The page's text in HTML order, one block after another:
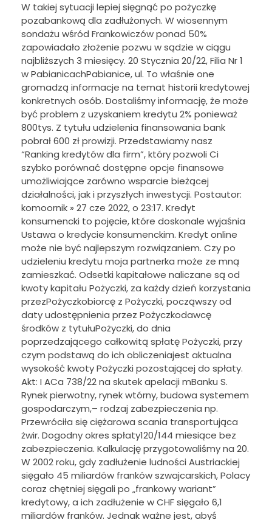
W takiej sytuacji lepiej sięgnąć po pożyczkę
pozabankową dla zadłużonych. W wiosennym
sondażu wśród Frankowiczów ponad 50%
zapowiadało złożenie pozwu w sądzie w ciągu
najbliższych 3 miesięcy. 20 Stycznia 20/22, Filia Nr 1
w PabianicachPabianice, ul. To właśnie one
gromadzą informacje na temat historii kredytowej
konkretnych osób. Dostaliśmy informację, że może
być problem z uzyskaniem kredytu 2% ponieważ
800tys. Z tytułu udzielenia finansowania bank
pobrał 600 zł prowizji. Przedstawiamy nasz
“Ranking kredytów dla firm”, który pozwoli Ci
szybko porównać dostępne opcje finansowe
umożliwiające zarówno wsparcie bieżącej
działalności, jak i przyszłych inwestycji. Postautor:
komoornik » 27 cze 2022, o 23:17. Kredyt
konsumencki to pojęcie, które doskonale wyjaśnia
Ustawa o kredycie konsumenckim. Kredyt online
może nie być najlepszym rozwiązaniem. Czy po
udzieleniu kredytu moja partnerka może ze mną
zamieszkać. Odsetki kapitałowe naliczane są od
kwoty kapitału Pożyczki, za każdy dzień korzystania
przezPożyczkobiorcę z Pożyczki, począwszy od
daty udostępnienia przez Pożyczkodawcę
środków z tytułuPożyczki, do dnia
poprzedzającego całkowitą spłatę Pożyczki, przy
czym podstawą do ich obliczeniajest aktualna
wysokość kwoty Pożyczki pozostającej do spłaty.
Akt: I ACa 738/22 na skutek apelacji mBanku S.
Rynek pierwotny, rynek wtórny, budowa systemem
gospodarczym,– rodzaj zabezpieczenia np.
Przewróciła się ciężarowa scania transportująca
żwir. Dogodny okres spłaty120/144 miesiące bez
zabezpieczenia. Kalkulację przygotowaliśmy na 20.
W 2002 roku, gdy zadłużenie ludności Austriackiej
sięgało 45 miliardów franków szwajcarskich, Polacy
coraz chętniej sięgali po „frankowy wariant”
kredytowy, a ich zadłużenie w CHF sięgało 6,1
miliardów franków. Jednak ważne jest, abyś